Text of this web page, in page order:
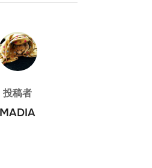
投稿者
投稿者
MADIA